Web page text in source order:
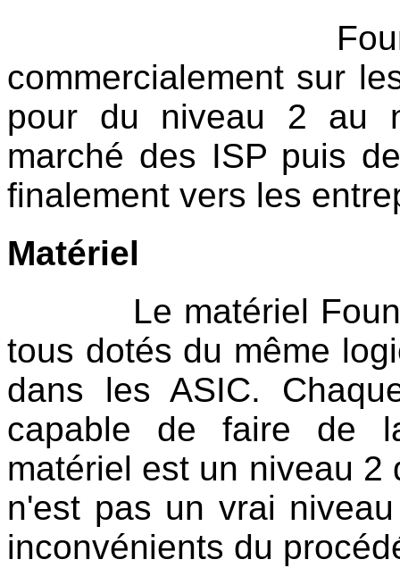
Foundry
commercialement sur
pour du niveau 2 au
marché des ISP puis
finalement vers les
Matériel
Le matériel
tous dotés du même
dans les ASIC.
capable de faire de
matériel est un niveau 2
n'est pas un vrai
inconvénients du